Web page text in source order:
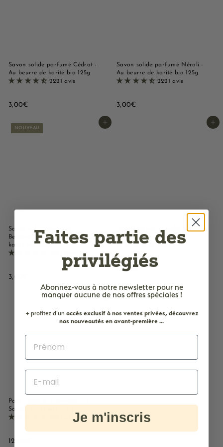
Savon solide parfumé Cédrat -
Au beurre de karité bio 125g
2221 avis
3,00€3
0
0
Savon solide parfumé Néroli -
Au beurre de karité bio 125g
2221 avis
3,00€3
Ajouter au panier
NOUVEAU
Savon solide parfumé
Bergamote - Au beurre de
karité bio 125g
3,00€
€
Ajouter au panier
Pack Découverte Dolce Vita – 4
savons parfumés
2221 avis
12,00€ 1
,
0
€
Ajouter au panier
Pack Fruité & Provençal – 4
Savons Parfumés 125g
12,00€
Faites partie des
privilégiés
Abonnez-vous à notre newsletter pour ne
manquer aucune de nos offres spéciales !
+ profitez d'un accès exclusif à nos ventes privées, découvrez
nos nouveautés en avant-première ...
Je m'inscris